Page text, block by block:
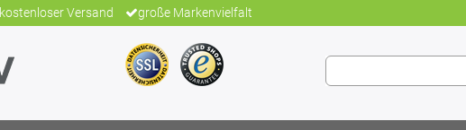
kostenloser Versand große Markenvielfalt